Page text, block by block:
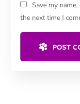
Save my
the next time I
POST